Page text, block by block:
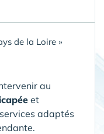
de la Loire »
au
et
adaptés